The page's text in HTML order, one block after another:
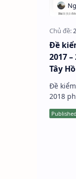
Đề
2017
Tây
Đề
2018
Nội
thời